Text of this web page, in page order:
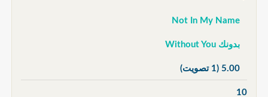
Not In My Name
بدونك Without You
5.00 (1 تصويت)
10